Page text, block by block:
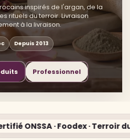
inspirés de l'argan, de la
rituels du terroir. Livraison
à la livraison.
Depuis 2013
Professionnel
ONSSA · Foodex · Terroir du